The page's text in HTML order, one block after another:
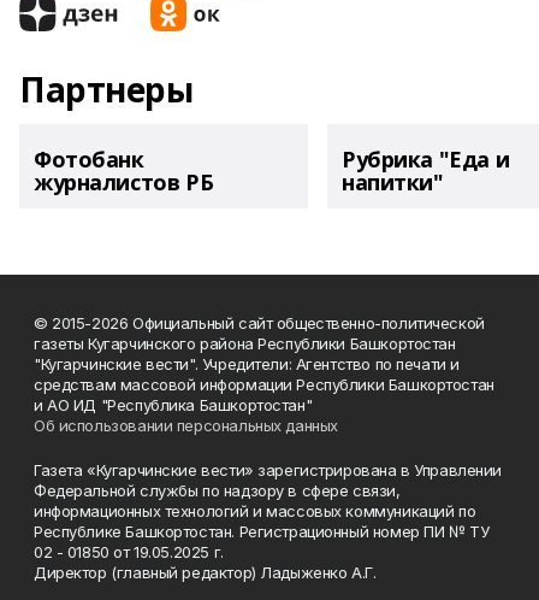
Партнеры
Фотобанк
журналистов РБ
Рубрика "Еда и
напитки"
© 2015-2026 Официальный сайт общественно-политической
газеты Кугарчинского района Республики Башкортостан
"Кугарчинские вести". Учредители: Агентство по печати и
средствам массовой информации Республики Башкортостан
и АО ИД "Республика Башкортостан"
Об использовании персональных данных
Газета «Кугарчинские вести» зарегистрирована в Управлении
Федеральной службы по надзору в сфере связи,
информационных технологий и массовых коммуникаций по
Республике Башкортостан. Регистрационный номер ПИ № ТУ
02 - 01850 от 19.05.2025 г.
Директор (главный редактор) Ладыженко А.Г.